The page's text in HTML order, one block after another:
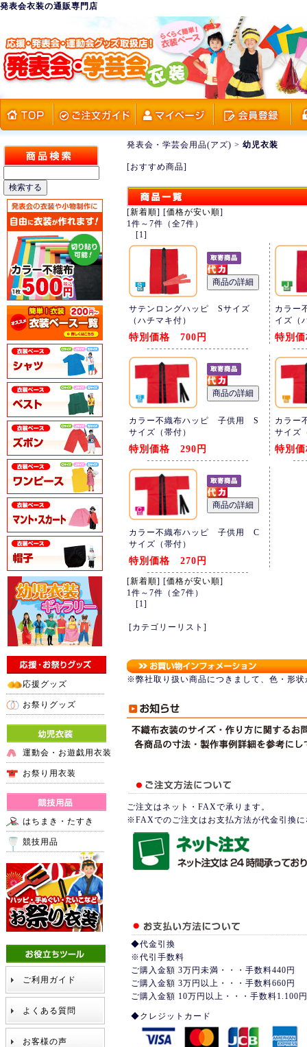
発表会衣装の通販専門店
応援グッズ
お祭りグッズ
運動会・お遊戯用衣装
お祭り用衣装
はちまき・たすき
競技用品
ご利用ガイド
よくある質問
お客様の声
発表会・学芸会用品(アズ) > 幼児衣装
[おすすめ商品]
[新着順] [価格が安い順]
1件～7件（全7件）
[1]
サテンロングハッピ Sサイズ
（ハチマキ付）
特別価格 700円
カラー
イズ（
特別
カラー不織布ハッピ 子供用 S
サイズ（帯付）
特別価格 290円
カラ
サイズ
特別
カラー不織布ハッピ 子供用 C
サイズ（帯付）
特別価格 270円
[新着順] [価格が安い順]
1件～7件（全7件）
[1]
[カテゴリーリスト]
※弊社取り扱い商品につきまして、色・形
ご注文はネット・FAXで承ります。
※FAXでのご注文はお支払方法が代金引換
◆代金引換
※代引手数料
ご購入金額 3万円未満・・・手数料440円
ご購入金額 3万円以上・・・手数料660円
ご購入金額 10万円以上・・・手数料1.100円
◆クレジットカード